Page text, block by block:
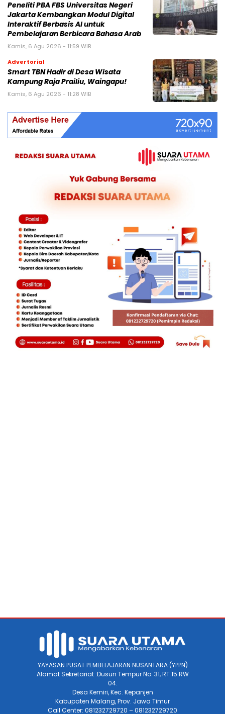
Peneliti PBA FBS Universitas Negeri
Jakarta Kembangkan Modul Digital
Interaktif Berbasis AI untuk
Pembelajaran Berbicara Bahasa Arab
Kamis, 6 Agu 2026 - 11:59 WIB
Advertorial
Smart TBN Hadir di Desa Wisata
Kampung Raja Prailiu, Waingapu!
Kamis, 6 Agu 2026 - 11:28 WIB
YAYASAN PUSAT PEMBELAJARAN NUSANTARA (YPPN)
Alamat Sekretariat :Dusun Tempur No. 31, RT 15 RW
04.
Desa Kemiri, Kec. Kepanjen
Kabupaten Malang, Prov. Jawa Timur
Call Center: 081232729720 – 081232729720